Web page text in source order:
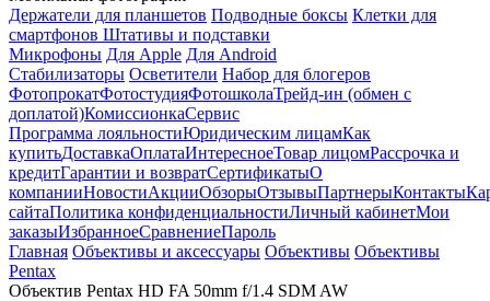
Держатели для планшетов Подводные боксы Клетки для
смартфонов Штативы и подставки
Микрофоны Для Apple Для Android
Стабилизаторы Осветители Набор для блогеров
ФотопрокатФотостудияФотошколаТрейд-ин (обмен с
доплатой)КомиссионкаСервис
Программа лояльностиЮридическим лицамКак
купитьДоставкаОплатаИнтересноеТовар лицомРассрочка и
кредитГарантии и возвратСертификатыО
компанииНовостиАкцииОбзорыОтзывыПартнерыКонтакты
сайтаПолитика конфиденциальностиЛичный кабинетМои
заказыИзбранноеСравнениеПароль
Главная Объективы и аксессуары Объективы Объективы
Pentax
Объектив Pentax HD FA 50mm f/1.4 SDM AW